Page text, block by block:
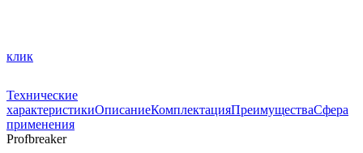
клик
Технические
характеристикиОписаниеКомплектацияПреимуществаСфера
применения
Profbreaker